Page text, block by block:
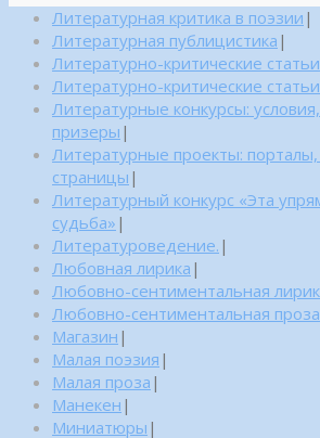
Литературная критика в поэзии |
Литературная публицистика |
Литературно-критические статьи
Литературно-критические
Литературные конкурсы:
призеры |
Литературные проекты:
страницы |
Литературный конкурс «Эта
судьба» |
Литературоведение. |
Любовная лирика |
Любовно-сентиментальная
Любовно-сентиментальная проза
Магазин |
Малая поэзия |
Малая проза |
Манекен |
Миниатюры |